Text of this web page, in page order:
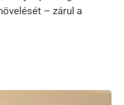
– zárul a